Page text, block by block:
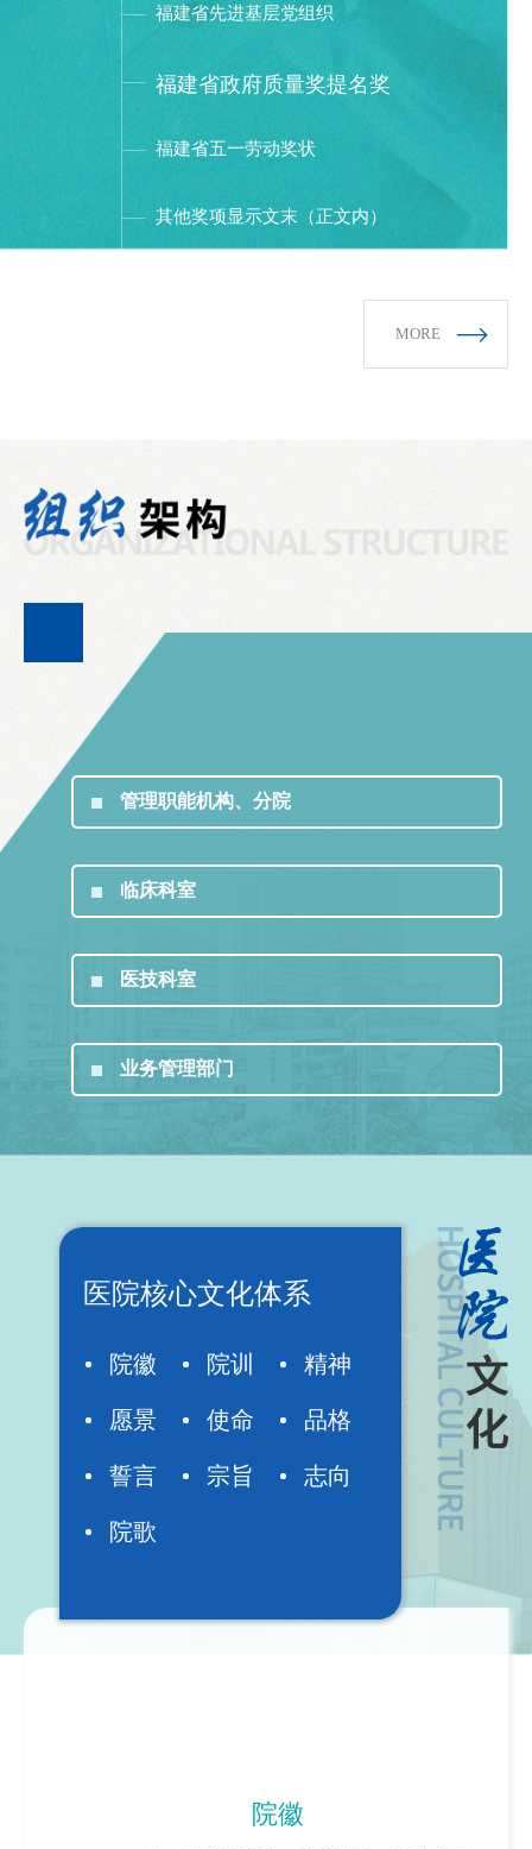
MORE
福建省先进基层党组织
福建省政府质量奖提名奖
福建省五一劳动奖状
其他奖项显示文末（正文内）
管理职能机构、分院
临床科室
医技科室
业务管理部门
医院核心文化体系
院徽 院训 精神
愿景 使命 品格
誓言 宗旨 志向
院歌
院徽